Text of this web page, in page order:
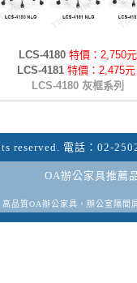
LCS-4180 特價： 2,750元
LCS-4181 特價： 2,475元
LCS-4180 灰框系列
reserved. 電話： 02-
OA辦公家具推薦
高品質OA辦公家具，辦公室隔間